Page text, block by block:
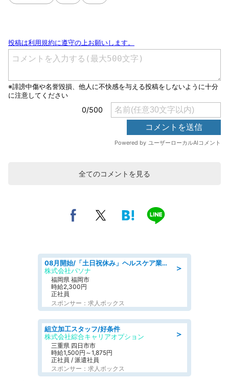
全てのコメントを見る
＞
08月開始/「土日祝休み」ヘルスケア業界の産業保健師/高時給/未経験OK/要資格:保健師、正看護師
株式会社パソナ
福岡県 福岡市
時給2,300円
正社員
スポンサー：求人ボックス
＞
組立加工スタッフ/好条件
株式会社綜合キャリアオプション
三重県 四日市市
時給1,500円～1,875円
正社員 / 派遣社員
スポンサー：求人ボックス